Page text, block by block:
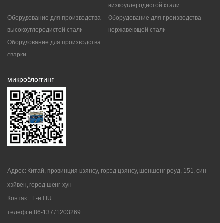
низкоуглеродистой стали
Оборудование для производства
высокоуглеродистой стали
Оборудование для производства
нержавеющей стали
Оборудование для производства
сварки
микроблоггинг
Адрес: Китай, провинция цзянсу, город цзянсу, шеншенг-роуд, 151, син-
хэйвен, город шенг-хун
Контакт: Г-н l IU
телефон:86-13771203269